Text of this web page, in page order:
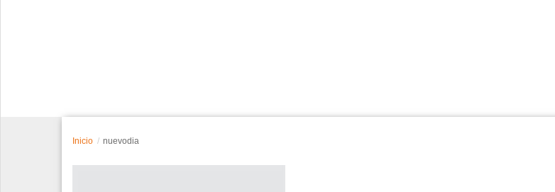
Inicio nuevodia